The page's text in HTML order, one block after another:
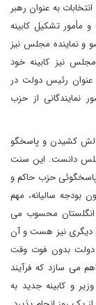
به عنوان رهبر
تشکیل کابینه
و نماینده مجلس نیز
نیز کابینه خود
رئیس دولت در
نمایندگانی از حزب
کشیدن و پاسخگو
دانست. این سنت
حزب حاکم و
بودجه سالیانه، مهم
انگلستان محسوب می
دیگری نیز هست و آن
دولت بدون فوت وقت
می سازد که فرآیند
و کابینه جدید به